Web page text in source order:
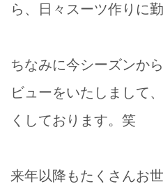
ら、日々スーツ作りに
ちなみに今シーズンか
ビューをいたしまして
くしております。笑
来年以降もたくさんお